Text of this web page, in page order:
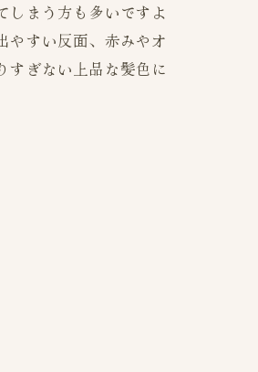
しまう方も多いですよ
やすい反面、赤みやオ
すぎない上品な髪色に